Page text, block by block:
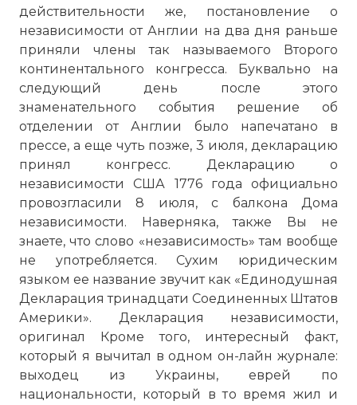
действительности же, постановление о
независимости от Англии на два дня раньше
приняли члены так называемого Второго
континентального конгресса. Буквально на
следующий день после этого
знаменательного события решение об
отделении от Англии было напечатано в
прессе, а еще чуть позже, 3 июля, декларацию
принял конгресс. Декларацию о
независимости США 1776 года официально
провозгласили 8 июля, с балкона Дома
независимости. Наверняка, также Вы не
знаете, что слово «независимость» там вообще
не употребляется. Сухим юридическим
языком ее название звучит как «Единодушная
Декларация тринадцати Соединенных Штатов
Америки». Декларация независимости,
оригинал Кроме того, интересный факт,
который я вычитал в одном он-лайн журнале:
выходец из Украины, еврей по
национальности, который в то время жил и